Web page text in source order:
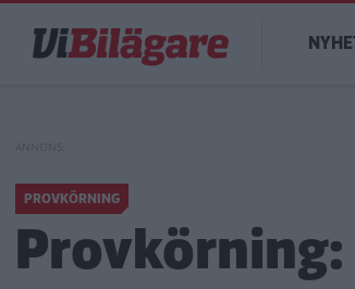
huvudinnehåll
Main
PROVKÖRNING
Provkörning: